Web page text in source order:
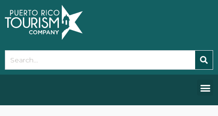
note:
This
website
accessibility